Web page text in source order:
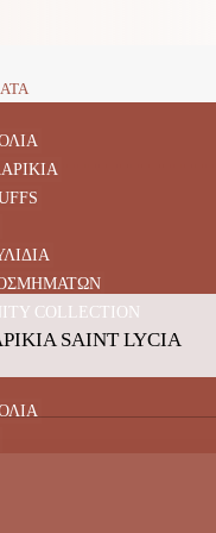
COLLECTION
SAINT LYCIA